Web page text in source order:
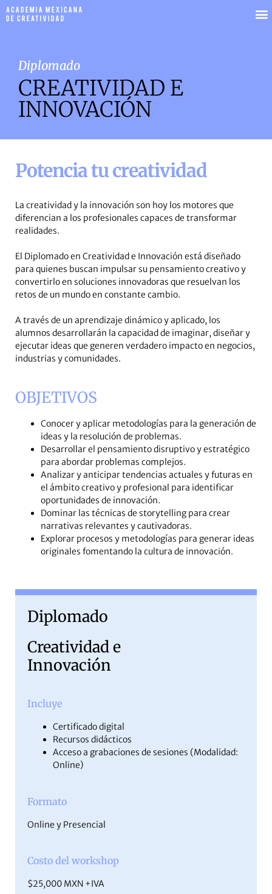
Diplomado
CREATIVIDAD E
INNOVACIÓN
Potencia tu creatividad
La creatividad y la innovación son hoy los motores que
diferencian a los profesionales capaces de transformar
realidades.
El Diplomado en Creatividad e Innovación está diseñado
para quienes buscan impulsar su pensamiento creativo y
convertirlo en soluciones innovadoras que resuelvan los
retos de un mundo en constante cambio.
A través de un aprendizaje dinámico y aplicado, los
alumnos desarrollarán la capacidad de imaginar, diseñar y
ejecutar ideas que generen verdadero impacto en negocios,
industrias y comunidades.
OBJETIVOS
Conocer y aplicar metodologías para la generación de
ideas y la resolución de problemas.
Desarrollar el pensamiento disruptivo y estratégico
para abordar problemas complejos.
Analizar y anticipar tendencias actuales y futuras en
el ámbito creativo y profesional para identificar
oportunidades de innovación.
Dominar las técnicas de storytelling para crear
narrativas relevantes y cautivadoras.
Explorar procesos y metodologías para generar ideas
originales fomentando la cultura de innovación.
Diplomado
Creatividad e
Innovación
Incluye
Certificado digital
Recursos didácticos
Acceso a grabaciones de sesiones (Modalidad:
Online)
Formato
Online y Presencial
Costo del workshop
$25,000 MXN +IVA